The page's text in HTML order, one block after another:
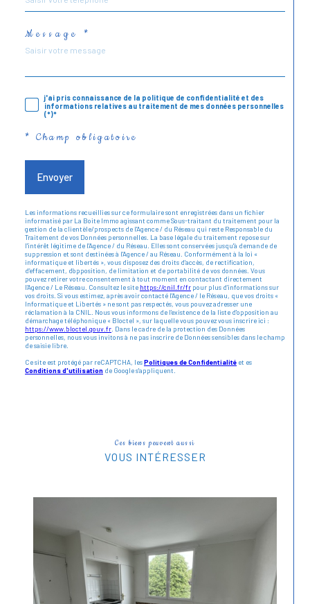
Message *
j'ai pris connaissance de la politique de confidentialité et des
informations relatives au traitement de mes données personnelles
(*)*
* Champ obligatoire
Envoyer
Les informations recueillies sur ce formulaire sont enregistrées dans un fichier
informatisé par La Boite Immo agissant comme Sous-traitant du traitement pour la
gestion de la clientèle/prospects de l'Agence / du Réseau qui reste Responsable du
Traitement de vos Données personnelles. La base légale du traitement repose sur
l'intérêt légitime de l'Agence / du Réseau. Elles sont conservées jusqu'à demande de
suppression et sont destinées à l'Agence / au Réseau. Conformément à la loi «
informatique et libertés », vous disposez des droits d’accès, de rectification,
d’effacement, d’opposition, de limitation et de portabilité de vos données. Vous
pouvez retirer votre consentement à tout moment en contactant directement
l’Agence / Le Réseau. Consultez le site https://cnil.fr/fr pour plus d’informations sur
vos droits. Si vous estimez, après avoir contacté l'Agence / le Réseau, que vos droits «
Informatique et Libertés » ne sont pas respectés, vous pouvez adresser une
réclamation à la CNIL. Nous vous informons de l’existence de la liste d'opposition au
démarchage téléphonique « Bloctel », sur laquelle vous pouvez vous inscrire ici :
https://www.bloctel.gouv.fr . Dans le cadre de la protection des Données
personnelles, nous vous invitons à ne pas inscrire de Données sensibles dans le champ
de saisie libre.
Ce site est protégé par reCAPTCHA, lesPolitiques de Confidentialité et es
Conditions d'utilisation de Google s'appliquent.
Ces biens peuvent aussi
VOUS INTÉRESSER